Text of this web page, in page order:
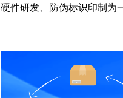
硬件研发、防伪标识印制为